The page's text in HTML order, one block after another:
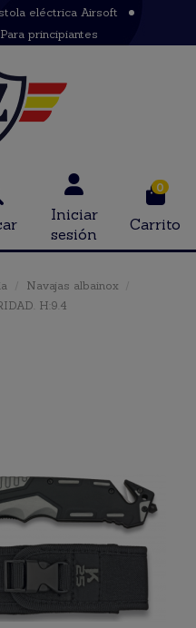
eléctrica Airsoft
Para principiantes
Iniciar
sesión
0
Carrito
Navajas albainox
H:9.4